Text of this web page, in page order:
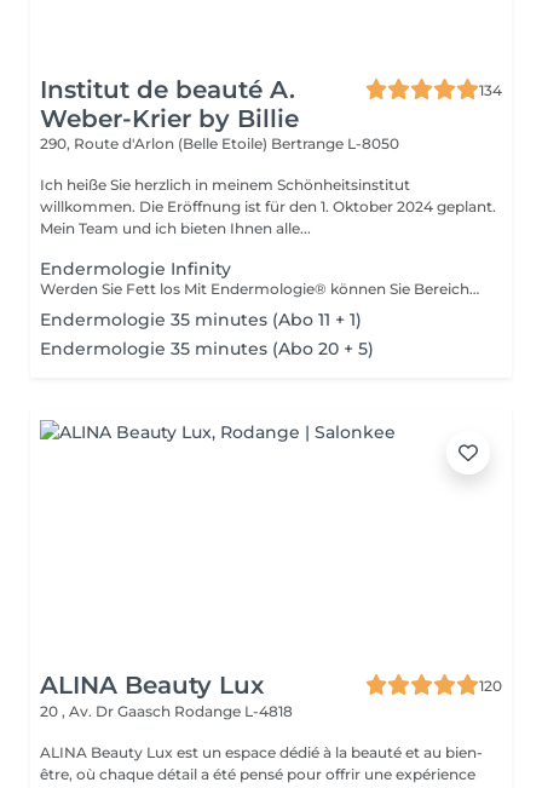
Institut de beauté A.
Weber-Krier by Billie
134
290, Route d'Arlon (Belle Etoile) Bertrange L-8050
Ich heiße Sie herzlich in meinem Schönheitsinstitut
willkommen. Die Eröffnung ist für den 1. Oktober 2024 geplant.
Mein Team und ich bieten Ihnen alle...
Endermologie Infinity
Werden Sie Fett los Mit Endermologie® können Sie Bereiche ansprechen und verfeinern, die resistent gegen Bewegung und Lebensmittelhygiene sind (Arme, Rücken, Bauch, Taille, Oberschenkel usw.), und sich gleichzeitig genau an die Bedürfnisse jeder Haut anpassen. Glatte Cellulite Cellulite, von der selbst 90 % der dünnsten und sportlichsten Frauen betroffen sind, entsteht sowohl durch die Fettspeicherung in Adipozyten (Fettzellen) als auch durch Wassereinlagerungen rundherum. Strafft die Haut Durch Gewichtsschwankungen, Schwangerschaften und im Laufe der Zeit verliert die Haut allmählich an Spannkraft und Geschmeidigkeit. Auch wenn diese schlaffe Haut den gesamten Körper betrifft, sind bestimmte Bereiche empfindlicher: Innenseiten der Oberschenkel, Bauch, Arme usw. Finden Sie leichte Beine Schwere und schmerzende Beine, geschwollene Knöchel oder Füße: Diese Symptome spiegeln eine schlechte Blut- und Lymphzirkulation wider. Giftstoffe reichern sich im Körper an, was solche Volumenschwankungen am selben Tag oder zu verschiedenen Zeitpunkten des weiblichen Zyklus erklärt. Wohlbefinden Entdecken Sie Behandlungskurse mit exklusivem Konzept, für unvergleichliche Wirksamkeit und Entspannung.
Endermologie 35 minutes (Abo 11 + 1)
Endermologie 35 minutes (Abo 20 + 5)
ALINA Beauty Lux
120
20 , Av. Dr Gaasch Rodange L-4818
ALINA Beauty Lux est un espace dédié à la beauté et au bien-
être, où chaque détail a été pensé pour offrir une expérience